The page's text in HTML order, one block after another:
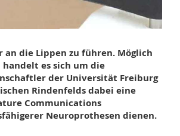
an die Lippen zu führen. Möglich
es sich um die
der Universität Freiburg
Rindenfelds dabei eine
Communications
Neuroprothesen dienen.